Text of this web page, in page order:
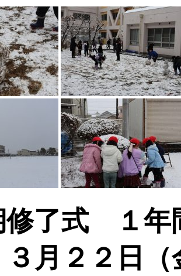
修了式 １年
２２日（